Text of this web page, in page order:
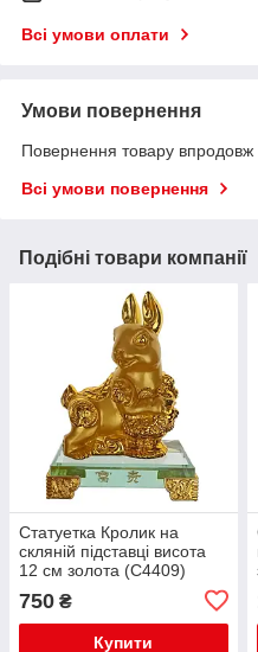
Всі умови оплати
Умови повернення
Повернення товару впродовж
Всі умови повернення
Подібні товари компанії
Статуетка Кролик на
скляній підставці висота
12 см золота (C4409)
750 ₴
Купити